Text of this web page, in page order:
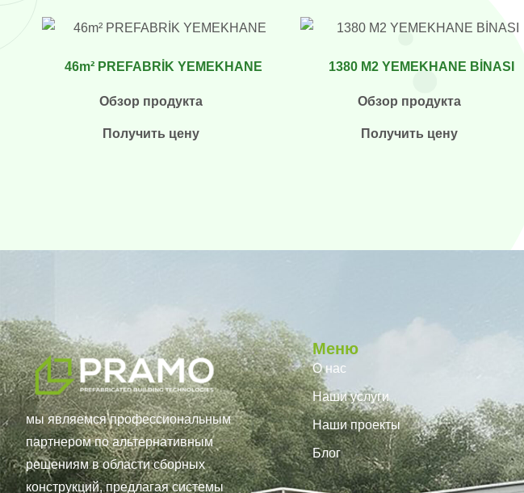
46m² PREFABRİK YEMEKHANE
Обзор продукта
Получить цену
1380 M2 YEMEKHANE BİNASI
Обзор продукта
Получить цену
мы являемся профессиональным
партнером по альтернативным
решениям в области сборных
конструкций, предлагая системы
Меню
О нас
Наши услуги
Наши проекты
Блог